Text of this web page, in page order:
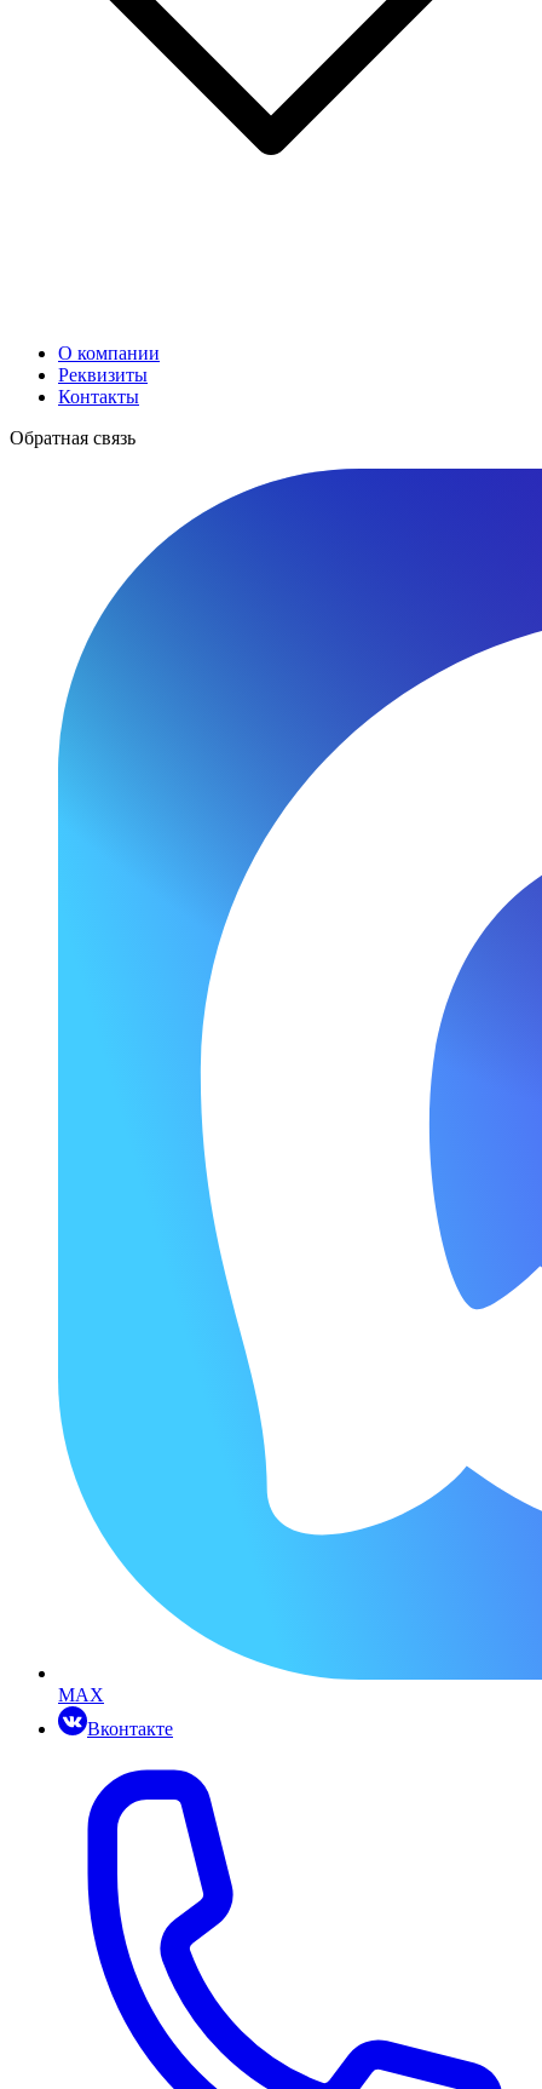
О компании
Реквизиты
Контакты
Обратная связь
MAX
Вконтакте